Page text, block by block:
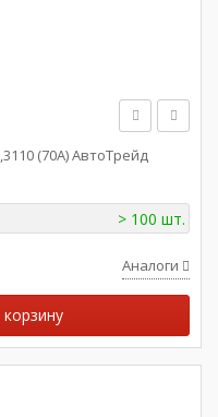
(70А) АвтоТрейд
> 100 шт.
Аналоги